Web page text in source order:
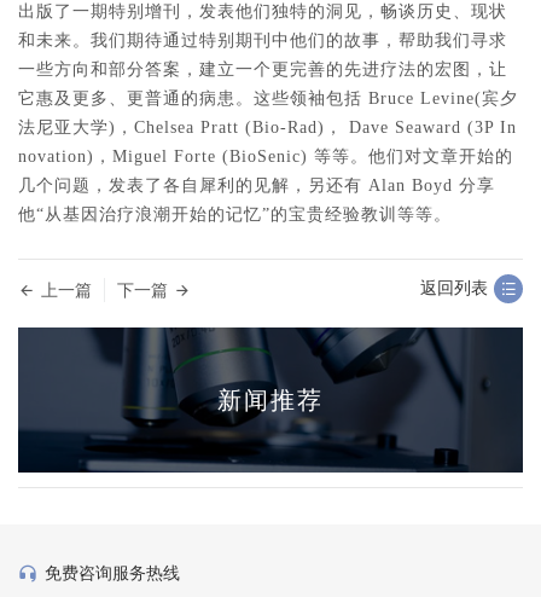
出版了一期特别增刊，发表他们独特的洞见，畅谈历史、现状
和未来。我们期待通过特别期刊中他们的故事，帮助我们寻求
一些方向和部分答案，建立一个更完善的先进疗法的宏图，让
它惠及更多、更普通的病患。这些领袖包括 Bruce Levine(宾夕
法尼亚大学)，Chelsea Pratt (Bio-Rad)， Dave Seaward (3P In
novation)，Miguel Forte (BioSenic) 等等。他们对文章开始的
几个问题，发表了各自犀利的见解，另还有 Alan Boyd 分享
他“从基因治疗浪潮开始的记忆”的宝贵经验教训等等。
上一篇 下一篇 返回列表
新闻推荐
免费咨询服务热线